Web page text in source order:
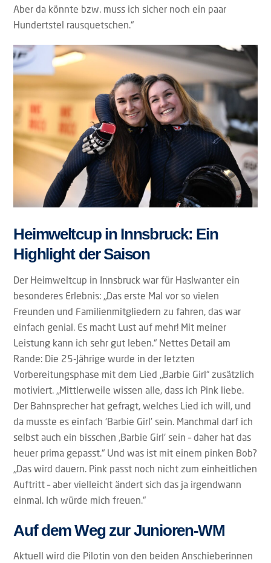
Aber da könnte bzw. muss ich sicher noch ein paar
Hundertstel rausquetschen.“
Heimweltcup in Innsbruck: Ein
Highlight der Saison
Der Heimweltcup in Innsbruck war für Haslwanter ein
besonderes Erlebnis: „Das erste Mal vor so vielen
Freunden und Familienmitgliedern zu fahren, das war
einfach genial. Es macht Lust auf mehr! Mit meiner
Leistung kann ich sehr gut leben.“ Nettes Detail am
Rande: Die 25-Jährige wurde in der letzten
Vorbereitungsphase mit dem Lied „Barbie Girl“ zusätzlich
motiviert. „Mittlerweile wissen alle, dass ich Pink liebe.
Der Bahnsprecher hat gefragt, welches Lied ich will, und
da musste es einfach ‘Barbie Girl’ sein. Manchmal darf ich
selbst auch ein bisschen ‚Barbie Girl‘ sein – daher hat das
heuer prima gepasst.“ Und was ist mit einem pinken Bob?
„Das wird dauern. Pink passt noch nicht zum einheitlichen
Auftritt – aber vielleicht ändert sich das ja irgendwann
einmal. Ich würde mich freuen.“
Auf dem Weg zur Junioren-WM
Aktuell wird die Pilotin von den beiden Anschieberinnen